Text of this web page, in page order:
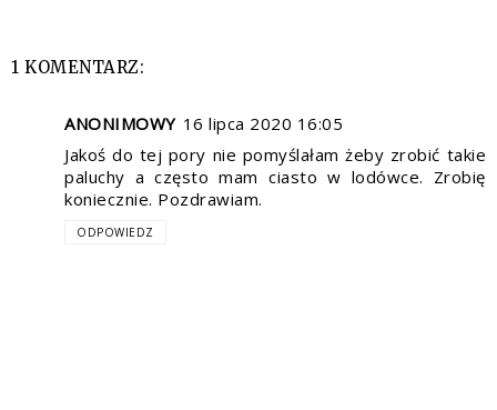
1 KOMENTARZ:
ANONIMOWY 16 lipca 2020 16:05
Jakoś do tej pory nie pomyślałam żeby zrobić takie
paluchy a często mam ciasto w lodówce. Zrobię
koniecznie. Pozdrawiam.
ODPOWIEDZ